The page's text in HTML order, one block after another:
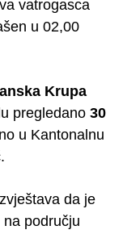
vatrogasca
u 02,00
Krupa
pregledano 30
u Kantonalnu
da je
području